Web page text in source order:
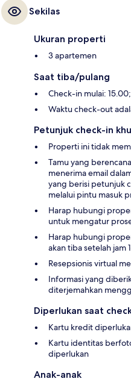
Sekilas
Ukuran properti
3 apartemen
Saat tiba/pulang
Check-in mulai:
Waktu check-out
Petunjuk check-in
Properti ini tidak
Tamu yang
menerima email
yang berisi petunjuk
melalui pintu masuk
Harap hubungi
untuk mengatur
Harap hubungi
akan tiba setelah jam
Resepsionis virtual
Informasi yang
diterjemahkan
Diperlukan saat
Kartu kredit
Kartu identitas
diperlukan
Anak-anak